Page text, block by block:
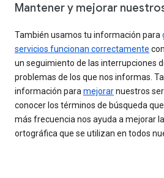
Mantener y mejorar
También usamos tu información para
servicios funcionan correctamente
un seguimiento de las interrupciones
problemas de los que nos informas.
información para mejorarnuestros
conocer los términos de búsqueda
más frecuencia nos ayuda a mejorar
ortográfica que se utilizan en todos